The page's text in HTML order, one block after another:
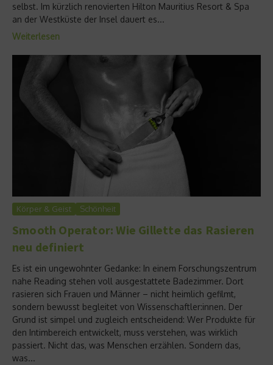
selbst. Im kürzlich renovierten Hilton Mauritius Resort & Spa
an der Westküste der Insel dauert es...
Weiterlesen
Körper & Geist Schönheit
Smooth Operator: Wie Gillette das Rasieren
neu definiert
Es ist ein ungewohnter Gedanke: In einem Forschungszentrum
nahe Reading stehen voll ausgestattete Badezimmer. Dort
rasieren sich Frauen und Männer – nicht heimlich gefilmt,
sondern bewusst begleitet von Wissenschaftler:innen. Der
Grund ist simpel und zugleich entscheidend: Wer Produkte für
den Intimbereich entwickelt, muss verstehen, was wirklich
passiert. Nicht das, was Menschen erzählen. Sondern das,
was...